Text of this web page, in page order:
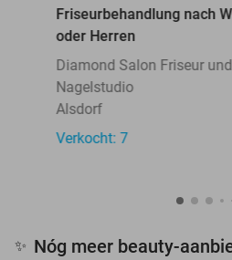
Friseurbehandlung nach
oder Herren
Diamond Salon Friseur und
Nagelstudio
Alsdorf
Verkocht: 7
✨ Nóg meer beauty-